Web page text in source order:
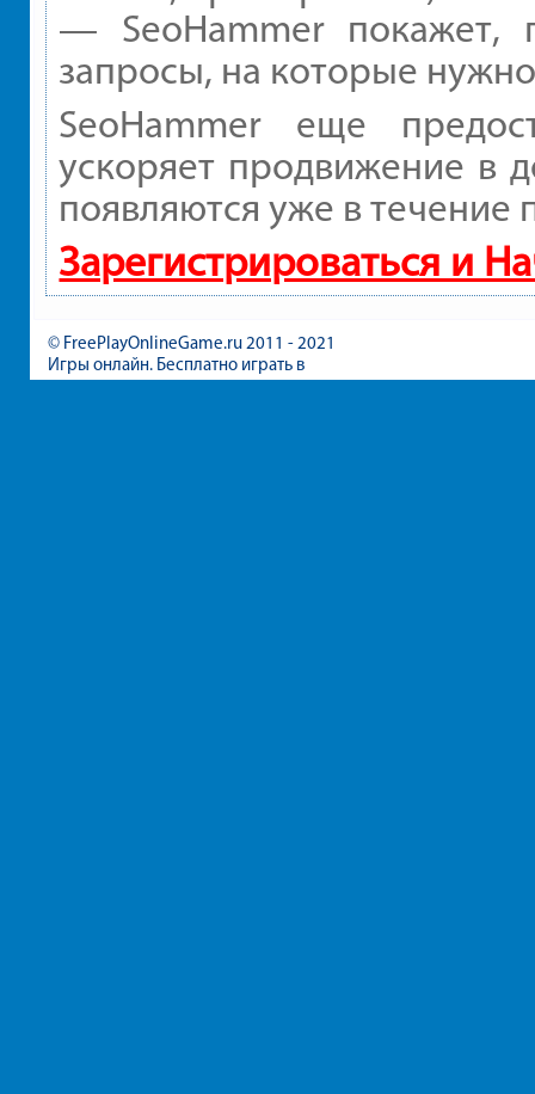
— SeoHammer покажет,
запросы, на которые
SeoHammer еще
ускоряет продвижение в
появляются уже в течение
Зарегистрироваться и
© FreePlayOnlineGame.ru 2011 - 2021
Игры онлайн. Бесплатно играть в
игры для девочек и мальчиков